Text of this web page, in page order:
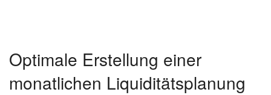
Optimale Erstellung einer
monatlichen Liquiditätsplanung